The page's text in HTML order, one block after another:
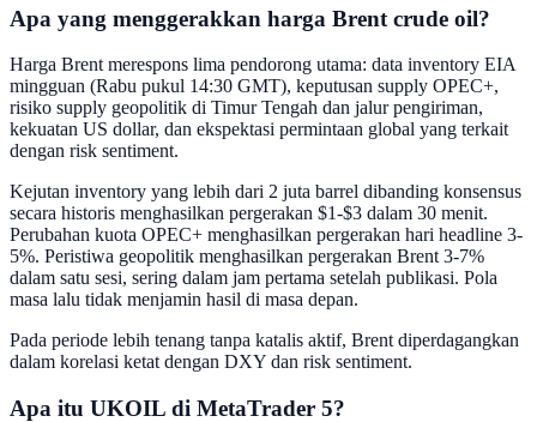
Apa yang menggerakkan harga Brent crude oil?
Harga Brent merespons lima pendorong utama: data inventory EIA
mingguan (Rabu pukul 14:30 GMT), keputusan supply OPEC+,
risiko supply geopolitik di Timur Tengah dan jalur pengiriman,
kekuatan US dollar, dan ekspektasi permintaan global yang terkait
dengan risk sentiment.
Kejutan inventory yang lebih dari 2 juta barrel dibanding konsensus
secara historis menghasilkan pergerakan $1-$3 dalam 30 menit.
Perubahan kuota OPEC+ menghasilkan pergerakan hari headline 3-
5%. Peristiwa geopolitik menghasilkan pergerakan Brent 3-7%
dalam satu sesi, sering dalam jam pertama setelah publikasi. Pola
masa lalu tidak menjamin hasil di masa depan.
Pada periode lebih tenang tanpa katalis aktif, Brent diperdagangkan
dalam korelasi ketat dengan DXY dan risk sentiment.
Apa itu UKOIL di MetaTrader 5?